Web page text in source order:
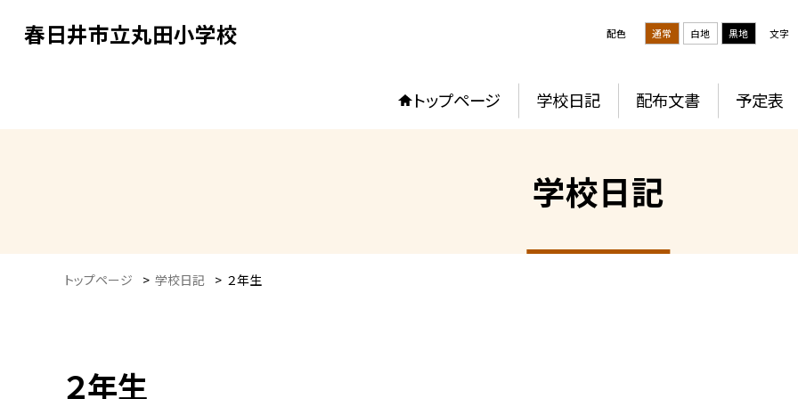
春日井市立丸田小学校 配色 通常 白地 黒地 文字
トップページ 学校日記 配布文書 予定表
学校日記
トップページ > 学校日記 > ２年生
２年生